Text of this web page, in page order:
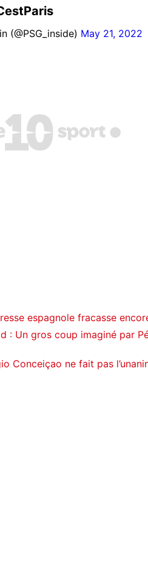
(@PSG_inside) May 21, 2022
espagnole fracasse
: Un gros coup imaginé par
Conceiçao ne fait pas